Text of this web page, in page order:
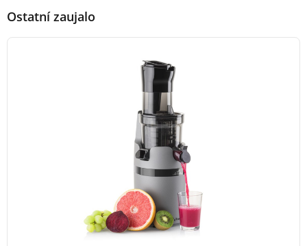
Ostatní zaujalo